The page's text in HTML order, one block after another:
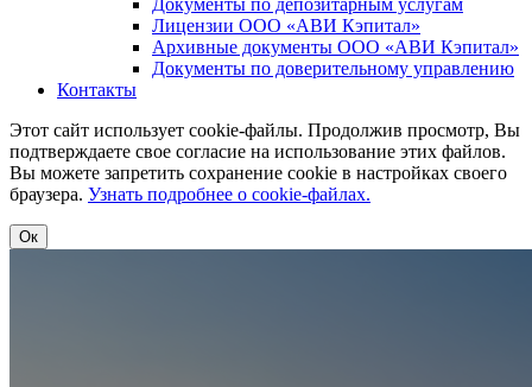
Документы по депозитарным услугам
Лицензии ООО «АВИ Кэпитал»
Архивные документы ООО «АВИ Кэпитал»
Документы по доверительному управлению
Контакты
Этот сайт использует cookie-файлы. Продолжив просмотр, Вы
подтверждаете свое согласие на использование этих файлов.
Вы можете запретить сохранение cookie в настройках своего
браузера. Узнать подробнее о cookie-файлах.
Ок